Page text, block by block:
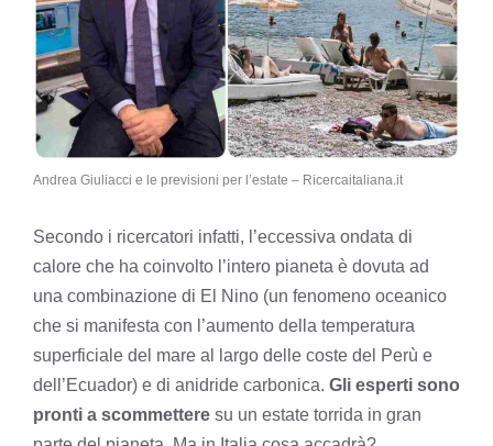
Andrea Giuliacci e le previsioni per l’estate – Ricercaitaliana.it
Secondo i ricercatori infatti, l’eccessiva ondata di
calore che ha coinvolto l’intero pianeta è dovuta ad
una combinazione di El Nino (un fenomeno oceanico
che si manifesta con l’aumento della temperatura
superficiale del mare al largo delle coste del Perù e
dell’Ecuador) e di anidride carbonica. Gli esperti sono
pronti a scommettere su un estate torrida in gran